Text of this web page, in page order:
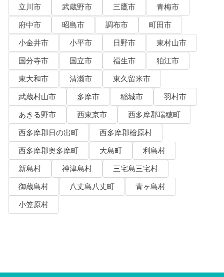
立川市
武蔵野市 三鷹市
青梅市
府中市
昭島市 調布市
町田市
小金井市
小平市 日野市
東村山市
国分寺市
国立市 福生市
狛江市
東大和市
清瀬市
東久留米市
武蔵村山市
多摩市 稲城市
羽村市
あきる野市
西東京市
西多摩郡瑞穂町
西多摩郡日の出町
西多摩郡檜原村
西多摩郡奥多摩町
大島町
利島村
新島村
神津島村
三宅島三宅村
御蔵島村
八丈島八丈町
青ヶ島村
小笠原村